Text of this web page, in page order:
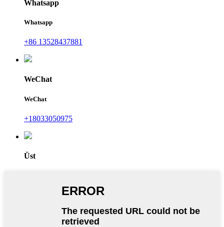
Whatsapp
Whatsapp
+86 13528437881
WeChat
WeChat
+18033050975
Üst